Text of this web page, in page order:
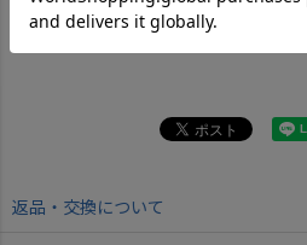
返品・交換について